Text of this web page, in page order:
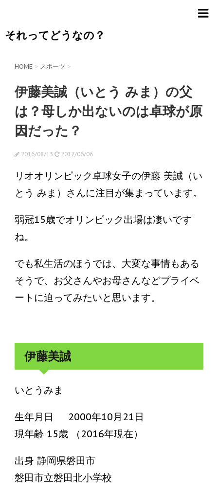
それってどうなの？
HOME > スポーツ >
伊藤美誠（いとう みま）の父
は？母しか出ないのは卓球が原
因だった？
2016/08/13 2017/06/06
リオオリンピック卓球女子の伊藤 美誠（い
とう みま）さんに注目が集まっています。
弱冠15歳でオリンピック出場は凄いです
ね。
でも私生活のほうでは、大変な事情もある
そうで、お父さんやお母さんなどプライベ
ートに迫ってみたいと思います。
伊藤美誠
いとうみま
生年月日 2000年10月21日
現年齢 15歳 （2016年現在）
出身 静岡県磐田市
磐田市立磐田北小学校